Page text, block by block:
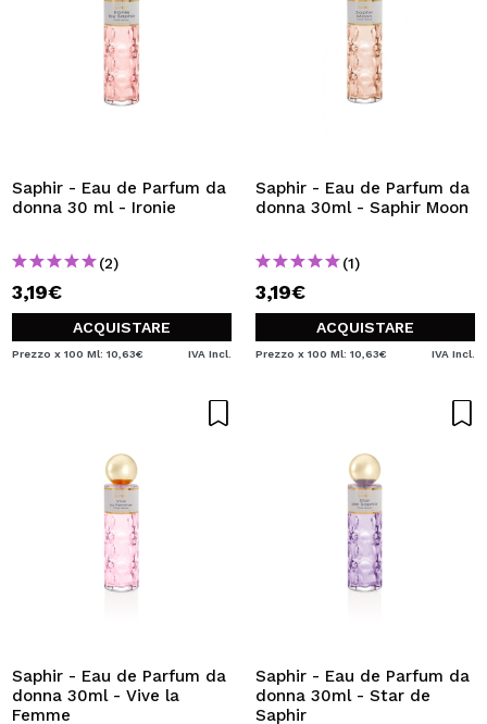
Saphir - Eau de Parfum da
donna 30 ml - Ironie
(2)
3,19€
ACQUISTARE
Prezzo x 100 Ml: 10,63€ IVA Incl.
Saphir - Eau de Parfum da
donna 30ml - Saphir Moon
(1)
3,19€
ACQUISTARE
Prezzo x 100 Ml: 10,63€ IVA Incl.
Saphir - Eau de Parfum da
donna 30ml - Vive la
Femme
Saphir - Eau de Parfum da
donna 30ml - Star de
Saphir